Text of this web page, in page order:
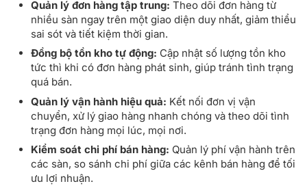
Quản lý đơn hàng tập trung: Theo dõi đơn hàng từ
nhiều sàn ngay trên một giao diện duy nhất, giảm thiểu
sai sót và tiết kiệm thời gian.
Đồng bộ tồn kho tự động: Cập nhật số lượng tồn kho
tức thì khi có đơn hàng phát sinh, giúp tránh tình trạng
quá bán.
Quản lý vận hành hiệu quả: Kết nối đơn vị vận
chuyển, xử lý giao hàng nhanh chóng và theo dõi tình
trạng đơn hàng mọi lúc, mọi nơi.
Kiểm soát chi phí bán hàng: Quản lý phí vận hành trên
các sàn, so sánh chi phí giữa các kênh bán hàng để tối
ưu lợi nhuận.